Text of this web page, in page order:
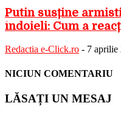
Putin susține
îndoieli: Cum a
Redactia e-Click.ro - 7 aprilie
NICIUN COMENTARIU
LĂSAȚI UN MESAJ